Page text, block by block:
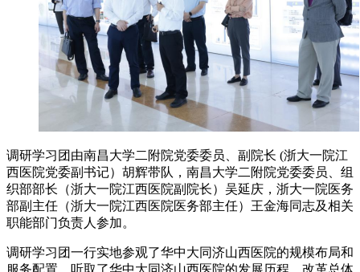
调研学习团由南昌大学二附院党委委员、副院长 (浙大一院江
西医院党委副书记）胡辉带队，南昌大学二附院党委委员、组
织部部长（浙大一院江西医院副院长）吴延庆，浙大一院医务
部副主任（浙大一院江西医院医务部主任）王金海同志及相关
职能部门负责人参加。
调研学习团一行实地参观了华中大同济山西医院的规模布局和